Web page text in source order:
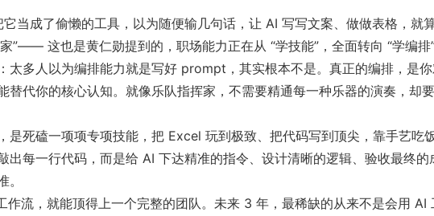
当成了偷懒的工具，以为随便输几句话，让 AI 写写文案、做做表格，
”—— 这也是黄仁勋提到的，职场能力正在从 “学技能”，全面转向 “学编排”
太多人以为编排能力就是写好 prompt，其实根本不是。真正的编排，是
替代你的核心认知。就像乐队指挥家，不需要精通每一种乐器的演奏，却
是死磕一项项专项技能，把 Excel 玩到极致、把代码写到顶尖，靠手艺
出每一行代码，而是给 AI 下达精准的指令、设计清晰的逻辑、验收最终
作流，就能顶得上一个完整的团队。未来 3 年，最稀缺的从来不是会用